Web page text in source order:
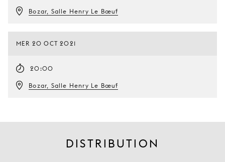
Bozar, Salle Henry Le Bœuf
MER 20 OCT 2021
20:00
Bozar, Salle Henry Le Bœuf
DISTRIBUTION